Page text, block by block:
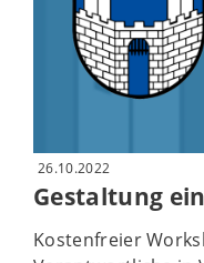
26.10.2022
Gestaltung
Kostenfreier